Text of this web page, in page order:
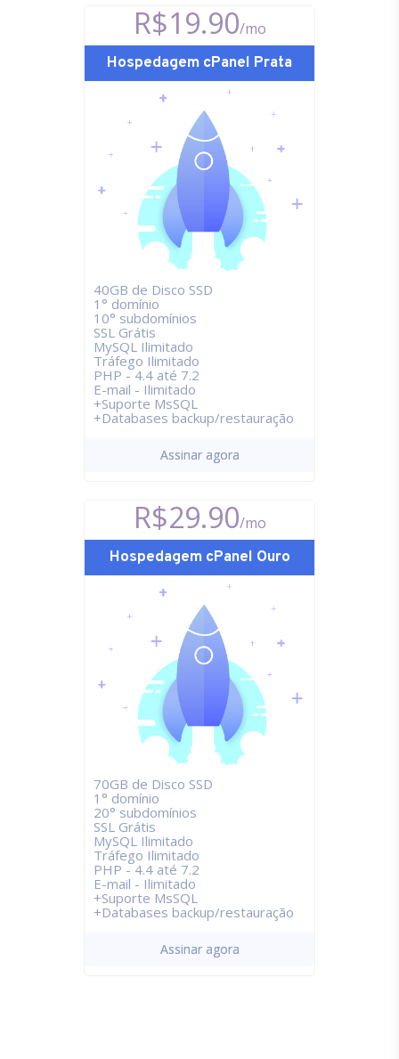
R$19.90/mo
Hospedagem cPanel Prata
40GB de Disco SSD
1° domínio
10° subdomínios
SSL Grátis
MySQL Ilimitado
Tráfego Ilimitado
PHP - 4.4 até 7.2
E-mail - Ilimitado
+Suporte MsSQL
+Databases backup/restauração
Assinar agora
R$29.90/mo
Hospedagem cPanel Ouro
70GB de Disco SSD
1° domínio
20° subdomínios
SSL Grátis
MySQL Ilimitado
Tráfego Ilimitado
PHP - 4.4 até 7.2
E-mail - Ilimitado
+Suporte MsSQL
+Databases backup/restauração
Assinar agora